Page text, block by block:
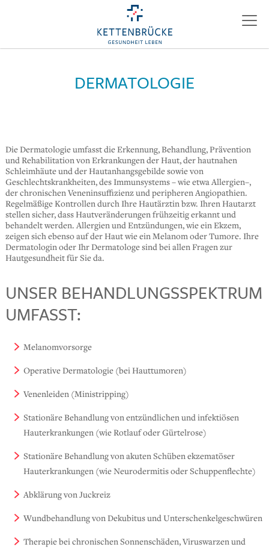
DERMATOLOGIE
Die Dermatologie umfasst die Erkennung, Behandlung, Prävention
und Rehabilitation von Erkrankungen der Haut, der hautnahen
Schleimhäute und der Hautanhangsgebilde sowie von
Geschlechtskrankheiten, des Immunsystems – wie etwa Allergien–,
der chronischen Veneninsuffizienz und peripheren Angiopathien.
Regelmäßige Kontrollen durch Ihre Hautärztin bzw. Ihren Hautarzt
stellen sicher, dass Hautveränderungen frühzeitig erkannt und
behandelt werden. Allergien und Entzündungen, wie ein Ekzem,
zeigen sich ebenso auf der Haut wie ein Melanom oder Tumore. Ihre
Dermatologin oder Ihr Dermatologe sind bei allen Fragen zur
Hautgesundheit für Sie da.
UNSER BEHANDLUNGSSPEKTRUM
UMFASST:
Melanomvorsorge
Operative Dermatologie (bei Hauttumoren)
Venenleiden (Ministripping)
Stationäre Behandlung von entzündlichen und infektiösen
Hauterkrankungen (wie Rotlauf oder Gürtelrose)
Stationäre Behandlung von akuten Schüben ekzematöser
Hauterkrankungen (wie Neurodermitis oder Schuppenflechte)
Abklärung von Juckreiz
Wundbehandlung von Dekubitus und Unterschenkelgeschwüren
Therapie bei chronischen Sonnenschäden, Viruswarzen und